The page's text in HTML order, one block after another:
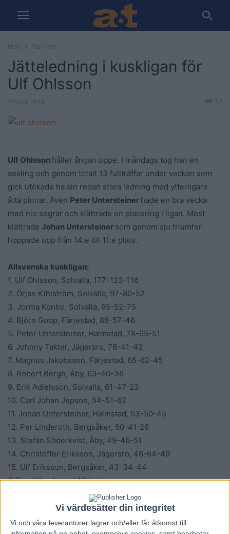
Vi värdesätter din integritet
Vi och våra leverantorer lagrar och/eller får åtkomst till
Hem Travnytt
Jätteledning i kuskligan för
Ulf Ohlsson
20 juni, 2016 52
Ulf Ohlsson håller ångan uppe. I måndags tog han en
sexling och genom totalt 13 fullträffar under veckan som
gick utökade ha sin redan stora ledning med ytterligare
åtta pinnar. Även Peter Untersteiner hade en bra vecka
med nio segrar och klättrade en placering i ligan. Mest
klättrade Johan Untersteiner som genom sju triumfer
hoppade upp från 14:e till 11:e plats.
Allsvenska kuskligan:
1. Ulf Ohlsson, Solvalla, 177-123-116
2. Örjan Kihlström, Solvalla, 97-80-52
3. Jorma Kontio, Solvalla, 95-52-75
4. Björn Goop, Färjestad, 88-57-46
5. Peter Untersteiner, Halmstad, 78-65-51
6. Johnny Takter, Jägersro, 76-41-42
7. Magnus Jakobsson, Färjestad, 65-62-45
8. Robert Bergh, Åby, 63-40-36
9. Erik Adielsson, Solvalla, 61-47-23
10. Carl Johan Jepson, 54-51-62
11. Johan Untersteiner, Halmstad, 53-50-45
12. Per Linderoth, Bergsåker, 50-41-26
13. Stefan Söderkvist, Åby, 49-46-51
14. Christoffer Eriksson, Jägersro, 46-64-49
15. Ulf Eriksson, Bergsåker, 43-34-44
Siffror till och med 19 juni
Ola Johansson, Kanal 75